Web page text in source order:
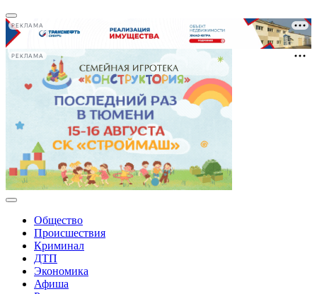
РЕКЛАМА
РЕКЛАМА
Общество
Происшествия
Криминал
ДТП
Экономика
Афиша